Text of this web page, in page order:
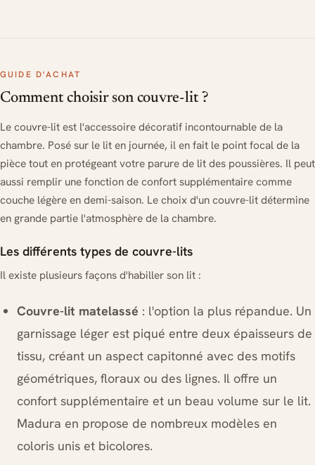
GUIDE D'ACHAT
Comment choisir son couvre-lit ?
Le couvre-lit est l'accessoire décoratif incontournable de la
chambre. Posé sur le lit en journée, il en fait le point focal de la
pièce tout en protégeant votre parure de lit des poussières. Il peut
aussi remplir une fonction de confort supplémentaire comme
couche légère en demi-saison. Le choix d'un couvre-lit détermine
en grande partie l'atmosphère de la chambre.
Les différents types de couvre-lits
Il existe plusieurs façons d'habiller son lit :
Couvre-lit matelassé : l'option la plus répandue. Un
garnissage léger est piqué entre deux épaisseurs de
tissu, créant un aspect capitonné avec des motifs
géométriques, floraux ou des lignes. Il offre un
confort supplémentaire et un beau volume sur le lit.
Madura en propose de nombreux modèles en
coloris unis et bicolores.